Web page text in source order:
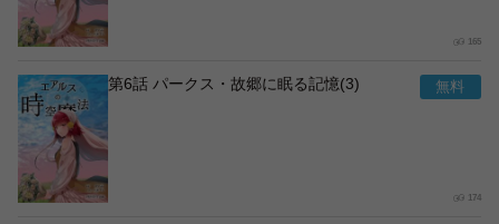
165
第6話 パークス・故郷に眠る記憶(3)
174